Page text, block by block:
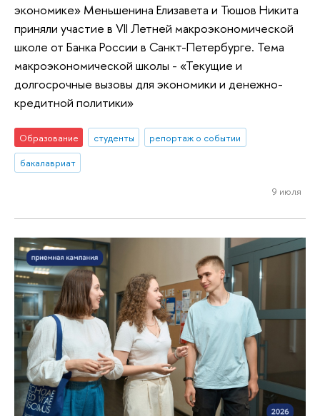
экономике» Меньшенина Елизавета и Тюшов Никита
приняли участие в VII Летней макроэкономической
школе от Банка России в Санкт-Петербурге. Тема
макроэкономической школы - «Текущие и
долгосрочные вызовы для экономики и денежно-
кредитной политики»
Образование студенты
репортаж о событии
бакалавриат
9 июля